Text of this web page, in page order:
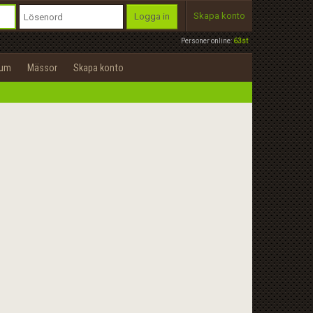
Personer online:63st
Logga in Skapa konto
Mässor Skapa konto